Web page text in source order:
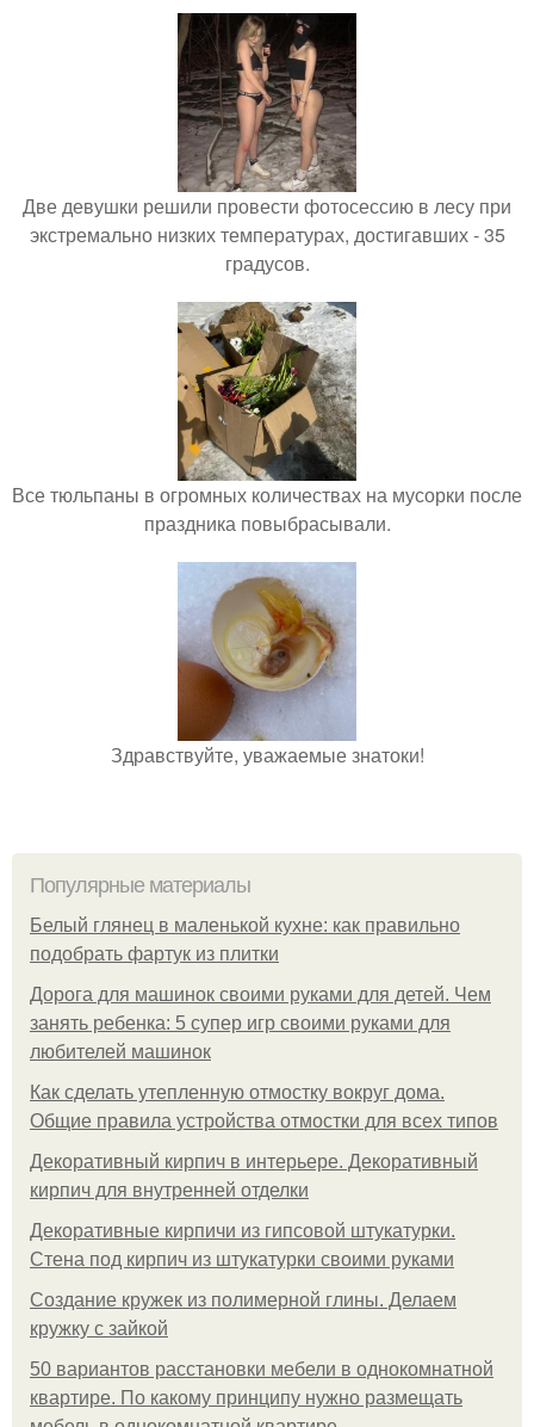
Две девушки решили провести фотосессию в лесу при
экстремально низких температурах, достигавших - 35
градусов.
Все тюльпаны в огромных количествах на мусорки после
праздника повыбрасывали.
Здравствуйте, уважаемые знатоки!
Популярные материалы
Белый глянец в маленькой кухне: как правильно
подобрать фартук из плитки
Дорога для машинок своими руками для детей. Чем
занять ребенка: 5 супер игр своими руками для
любителей машинок
Как сделать утепленную отмостку вокруг дома.
Общие правила устройства отмостки для всех типов
Декоративный кирпич в интерьере. Декоративный
кирпич для внутренней отделки
Декоративные кирпичи из гипсовой штукатурки.
Стена под кирпич из штукатурки своими руками
Создание кружек из полимерной глины. Делаем
кружку с зайкой
50 вариантов расстановки мебели в однокомнатной
квартире. По какому принципу нужно размещать